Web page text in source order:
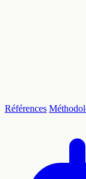
Références